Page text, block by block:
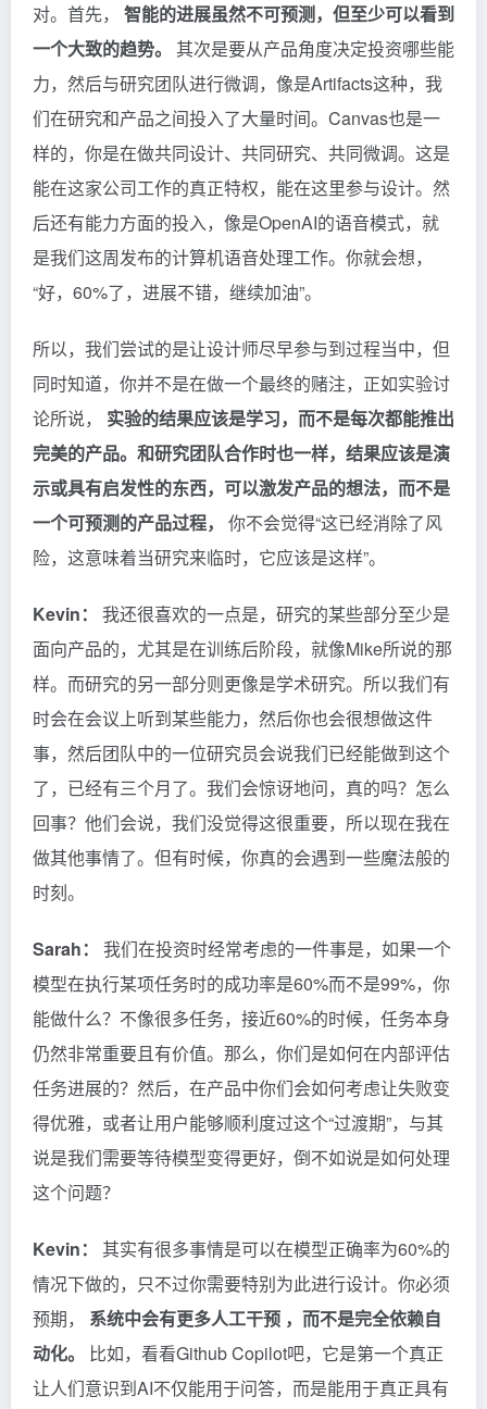
对。首先， 智能的进展虽然不可预测，但至少可以看到
一个大致的趋势。 其次是要从产品角度决定投资哪些能
力，然后与研究团队进行微调，像是Artifacts这种，我
们在研究和产品之间投入了大量时间。Canvas也是一
样的，你是在做共同设计、共同研究、共同微调。这是
能在这家公司工作的真正特权，能在这里参与设计。然
后还有能力方面的投入，像是OpenAI的语音模式，就
是我们这周发布的计算机语音处理工作。你就会想，
“好，60%了，进展不错，继续加油”。
所以，我们尝试的是让设计师尽早参与到过程当中，但
同时知道，你并不是在做一个最终的赌注，正如实验讨
论所说， 实验的结果应该是学习，而不是每次都能推出
完美的产品。和研究团队合作时也一样，结果应该是演
示或具有启发性的东西，可以激发产品的想法，而不是
一个可预测的产品过程，
你不会觉得“这已经消除了风
险，这意味着当研究来临时，它应该是这样”。
Kevin：
我还很喜欢的一点是，研究的某些部分至少是
面向产品的，尤其是在训练后阶段，就像Mike所说的那
样。而研究的另一部分则更像是学术研究。所以我们有
时会在会议上听到某些能力，然后你也会很想做这件
事，然后团队中的一位研究员会说我们已经能做到这个
了，已经有三个月了。我们会惊讶地问，真的吗？怎么
回事？他们会说，我们没觉得这很重要，所以现在我在
做其他事情了。但有时候，你真的会遇到一些魔法般的
时刻。
Sarah：
我们在投资时经常考虑的一件事是，如果一个
模型在执行某项任务时的成功率是60%而不是99%，你
能做什么？不像很多任务，接近60%的时候，任务本身
仍然非常重要且有价值。那么，你们是如何在内部评估
任务进展的？然后，在产品中你们会如何考虑让失败变
得优雅，或者让用户能够顺利度过这个“过渡期”，与其
说是我们需要等待模型变得更好，倒不如说是如何处理
这个问题？
Kevin：
其实有很多事情是可以在模型正确率为60%的
情况下做的，只不过你需要特别为此进行设计。你必须
预期， 系统中会有更多人工干预 ，而不是完全依赖自
动化。
比如，看看Github Copilot吧，它是第一个真正
让人们意识到AI不仅能用于问答，而是能用于真正具有